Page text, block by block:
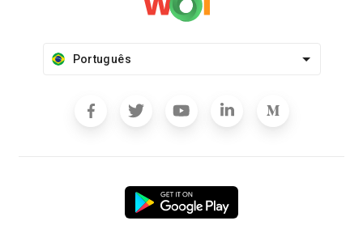
Português